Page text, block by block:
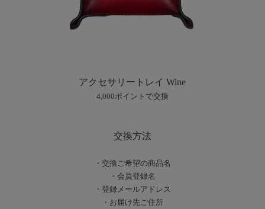
アクセサリートレイ Wine
4,000ポイントで交換
交換方法
・交換ご希望の商品名
・会員登録名
・登録メールアドレス
・お届け先ご住所